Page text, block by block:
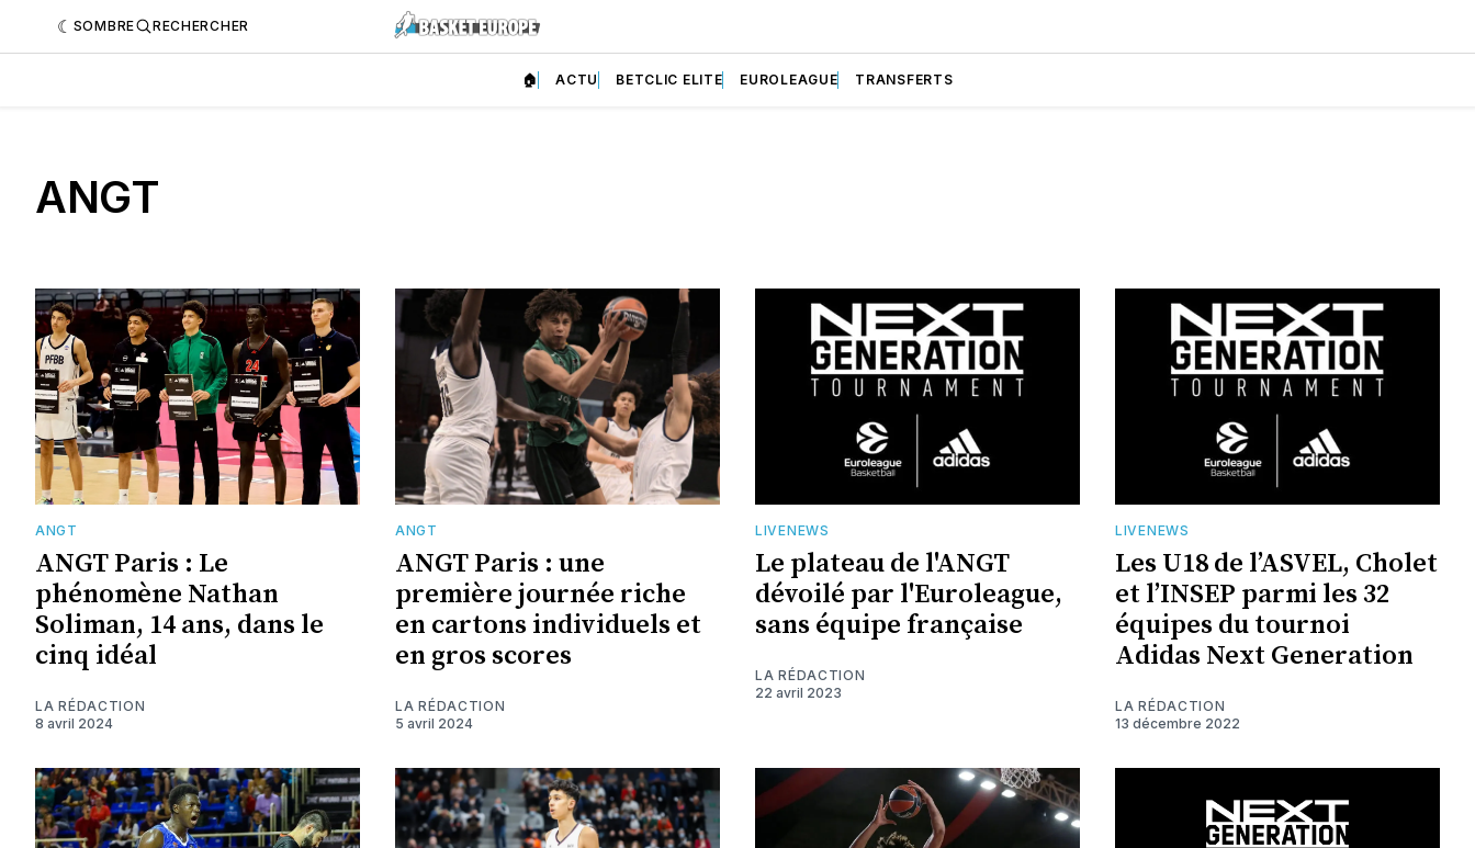
SOMBRE RECHERCHER
🏠 ACTU BETCLIC ELITE EUROLEAGUE TRANSFERTS
ANGT
ANGT
ANGT Paris : Le
phénomène Nathan
Soliman, 14 ans, dans le
cinq idéal
LA RÉDACTION
8 avril 2024
ANGT
ANGT Paris : une
première journée riche
en cartons individuels et
en gros scores
LA RÉDACTION
5 avril 2024
LIVENEWS
Le plateau de l'ANGT
dévoilé par l'Euroleague,
sans équipe française
LA RÉDACTION
22 avril 2023
LIVENEWS
Les U18 de l’ASVEL, Cholet
et l’INSEP parmi les 32
équipes du tournoi
Adidas Next Generation
LA RÉDACTION
13 décembre 2022